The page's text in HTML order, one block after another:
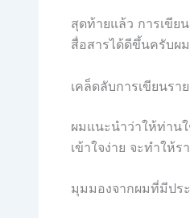
สุดท้ายแล้ว การเขีย
สื่อสารได้ดีขึ้นครับผ
เคล็ดลับการเขียนรา
ผมแนะนำว่าให้ท่าน
เข้าใจง่าย จะทำใ
มุมมองจากผมที่มีปร